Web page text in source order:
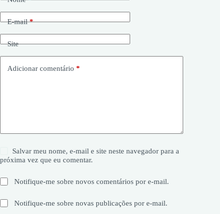
E-mail*
Site
Adicionar comentário *
Salvar meu nome, e-mail e site neste navegador para a
próxima vez que eu comentar.
Notifique-me sobre novos comentários por e-mail.
Notifique-me sobre novas publicações por e-mail.